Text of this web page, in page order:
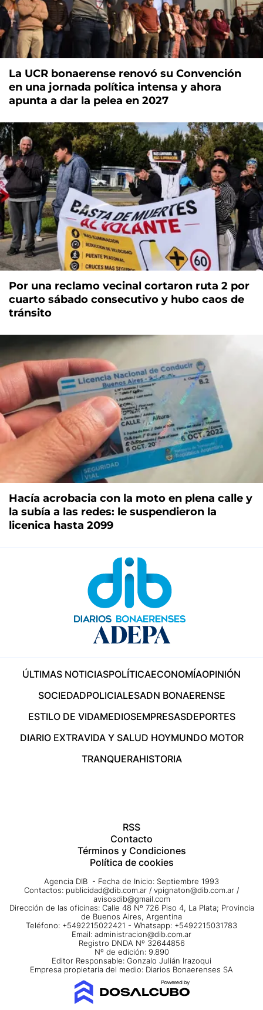
La UCR bonaerense renovó su Convención
en una jornada política intensa y ahora
apunta a dar la pelea en 2027
Por una reclamo vecinal cortaron ruta 2 por
cuarto sábado consecutivo y hubo caos de
tránsito
Hacía acrobacia con la moto en plena calle y
la subía a las redes: le suspendieron la
licenica hasta 2099
ÚLTIMAS NOTICIASPOLÍTICAECONOMÍAOPINIÓN
SOCIEDADPOLICIALESADN BONAERENSE
ESTILO DE VIDAMEDIOSEMPRESASDEPORTES
DIARIO EXTRAVIDA Y SALUD HOYMUNDO MOTOR
TRANQUERAHISTORIA
RSS
Contacto
Términos y Condiciones
Política de cookies
Agencia DIB - Fecha de Inicio: Septiembre 1993
Contactos: publicidad@dib.com.ar / vpignaton@dib.com.ar /
avisosdib@gmail.com
Dirección de las oficinas: Calle 48 Nº 726 Piso 4, La Plata; Provincia
de Buenos Aires, Argentina
Teléfono: +5492215022421 - Whatsapp: +5492215031783
Email: administracion@dib.com.ar
Registro DNDA Nº 32644856
Nº de edición: 9.890
Editor Responsable: Gonzalo Julián Irazoqui
Empresa propietaria del medio: Diarios Bonaerenses SA